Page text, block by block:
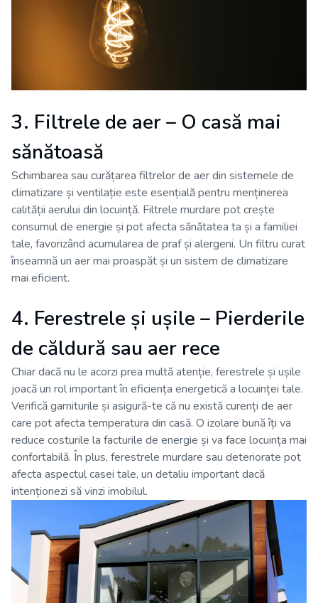
3. Filtrele de aer – O casă mai
sănătoasă
Schimbarea sau curățarea filtrelor de aer din sistemele de
climatizare și ventilație este esențială pentru menținerea
calității aerului din locuință. Filtrele murdare pot crește
consumul de energie și pot afecta sănătatea ta și a familiei
tale, favorizând acumularea de praf și alergeni. Un filtru curat
înseamnă un aer mai proaspăt și un sistem de climatizare
mai eficient.
4. Ferestrele și ușile – Pierderile
de căldură sau aer rece
Chiar dacă nu le acorzi prea multă atenție, ferestrele și ușile
joacă un rol important în eficiența energetică a locuinței tale.
Verifică garniturile și asigură-te că nu există curenți de aer
care pot afecta temperatura din casă. O izolare bună îți va
reduce costurile la facturile de energie și va face locuința mai
confortabilă. În plus, ferestrele murdare sau deteriorate pot
afecta aspectul casei tale, un detaliu important dacă
intenționezi să vinzi imobilul.